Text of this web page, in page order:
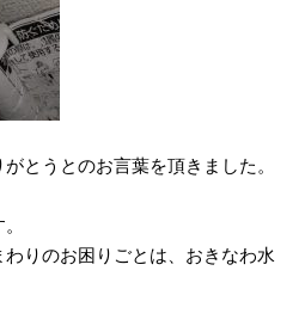
とうとのお言葉を頂きました。
りのお困りごとは、おきなわ水